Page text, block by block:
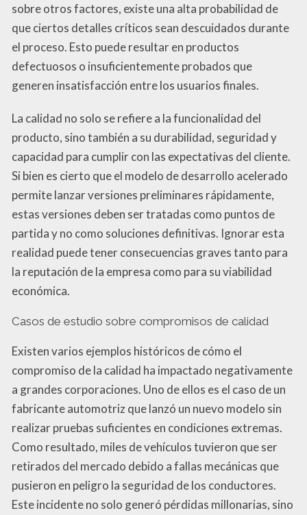
sobre otros factores, existe una alta probabilidad de
que ciertos detalles críticos sean descuidados durante
el proceso. Esto puede resultar en productos
defectuosos o insuficientemente probados que
generen insatisfacción entre los usuarios finales.
La calidad no solo se refiere a la funcionalidad del
producto, sino también a su durabilidad, seguridad y
capacidad para cumplir con las expectativas del cliente.
Si bien es cierto que el modelo de desarrollo acelerado
permite lanzar versiones preliminares rápidamente,
estas versiones deben ser tratadas como puntos de
partida y no como soluciones definitivas. Ignorar esta
realidad puede tener consecuencias graves tanto para
la reputación de la empresa como para su viabilidad
económica.
Casos de estudio sobre compromisos de calidad
Existen varios ejemplos históricos de cómo el
compromiso de la calidad ha impactado negativamente
a grandes corporaciones. Uno de ellos es el caso de un
fabricante automotriz que lanzó un nuevo modelo sin
realizar pruebas suficientes en condiciones extremas.
Como resultado, miles de vehículos tuvieron que ser
retirados del mercado debido a fallas mecánicas que
pusieron en peligro la seguridad de los conductores.
Este incidente no solo generó pérdidas millonarias, sino